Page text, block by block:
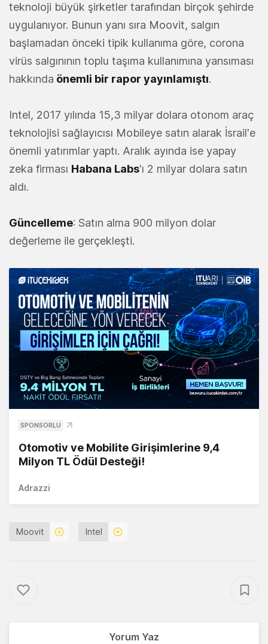
teknoloji büyük şirketler tarafından birçok şehirde
uygulanıyor. Bunun yanı sıra Moovit, salgın
başlamadan önceki tipik kullanıma göre, corona
virüs salgınının toplu taşıma kullanımına yansıması
hakkında önemli bir rapor yayınlamıştı.
Intel, 2017 yılında 15,3 milyar dolara otonom araç
teknolojisi sağlayıcısı Mobileye satın alarak İsrail'e
önemli yatırımlar yaptı. Aralık ayında ise yapay
zeka firması Habana Labs'ı 2 milyar dolara satın
aldı.
Güncelleme: Satın alma 900 milyon dolar
değerleme ile gerçekleşti.
SPONSORLU
Otomotiv ve Mobilite Girişimlerine 9,4
Milyon TL Ödül Desteği!
Adrazzi
Moovit Intel
Yorum Yaz